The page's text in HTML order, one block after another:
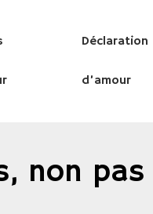
Déclaration
d’amour
non